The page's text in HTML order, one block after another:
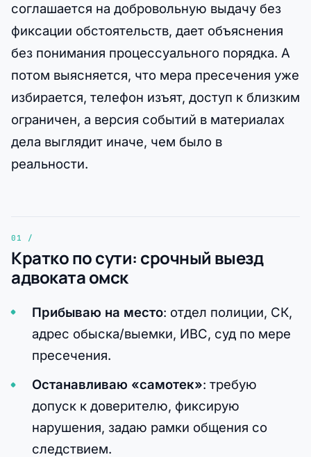
соглашается на добровольную выдачу без
фиксации обстоятельств, дает объяснения
без понимания процессуального порядка. А
потом выясняется, что мера пресечения уже
избирается, телефон изъят, доступ к близким
ограничен, а версия событий в материалах
дела выглядит иначе, чем было в
реальности.
Кратко по сути: срочный выезд
адвоката омск
Прибываю на место: отдел полиции, СК,
адрес обыска/выемки, ИВС, суд по мере
пресечения.
Останавливаю «самотек»: требую
допуск к доверителю, фиксирую
нарушения, задаю рамки общения со
следствием.